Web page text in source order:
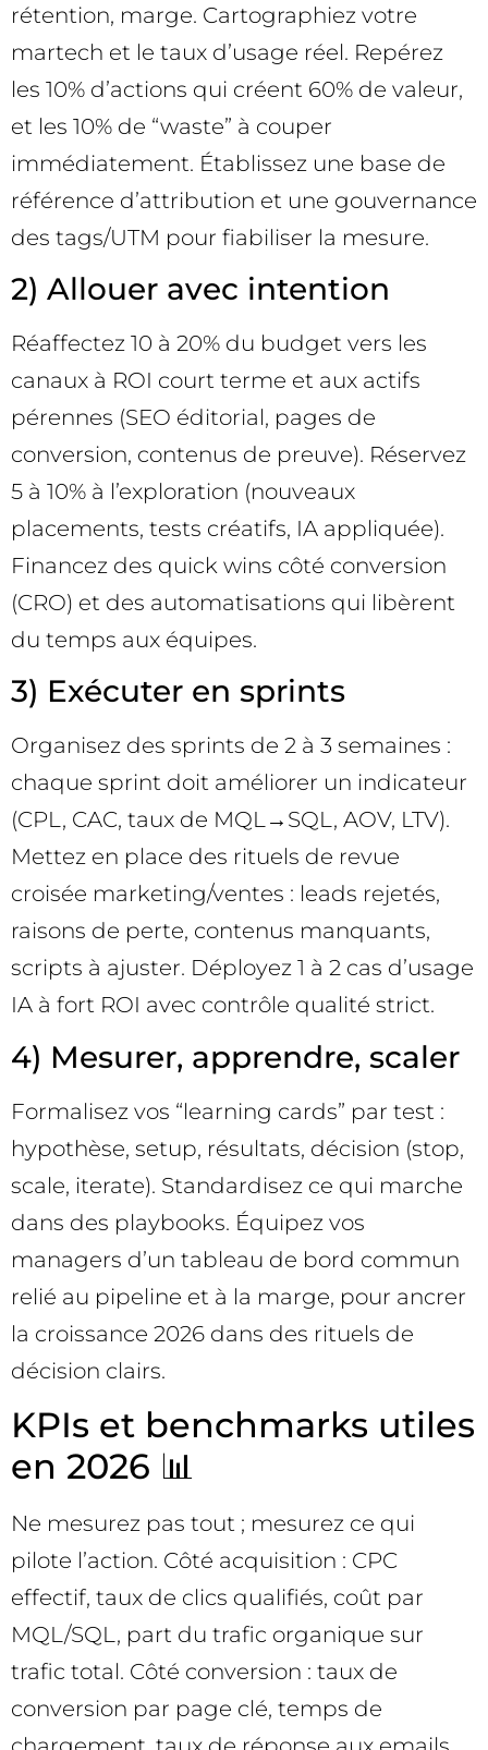
rétention, marge. Cartographiez votre
martech et le taux d’usage réel. Repérez
les 10% d’actions qui créent 60% de valeur,
et les 10% de “waste” à couper
immédiatement. Établissez une base de
référence d’attribution et une gouvernance
des tags/UTM pour fiabiliser la mesure.
2) Allouer avec intention
Réaffectez 10 à 20% du budget vers les
canaux à ROI court terme et aux actifs
pérennes (SEO éditorial, pages de
conversion, contenus de preuve). Réservez
5 à 10% à l’exploration (nouveaux
placements, tests créatifs, IA appliquée).
Financez des quick wins côté conversion
(CRO) et des automatisations qui libèrent
du temps aux équipes.
3) Exécuter en sprints
Organisez des sprints de 2 à 3 semaines :
chaque sprint doit améliorer un indicateur
(CPL, CAC, taux de MQL→SQL, AOV, LTV).
Mettez en place des rituels de revue
croisée marketing/ventes : leads rejetés,
raisons de perte, contenus manquants,
scripts à ajuster. Déployez 1 à 2 cas d’usage
IA à fort ROI avec contrôle qualité strict.
4) Mesurer, apprendre, scaler
Formalisez vos “learning cards” par test :
hypothèse, setup, résultats, décision (stop,
scale, iterate). Standardisez ce qui marche
dans des playbooks. Équipez vos
managers d’un tableau de bord commun
relié au pipeline et à la marge, pour ancrer
la croissance 2026 dans des rituels de
décision clairs.
KPIs et benchmarks utiles
en 2026 📊
Ne mesurez pas tout ; mesurez ce qui
pilote l’action. Côté acquisition : CPC
effectif, taux de clics qualifiés, coût par
MQL/SQL, part du trafic organique sur
trafic total. Côté conversion : taux de
conversion par page clé, temps de